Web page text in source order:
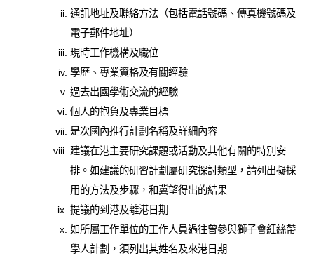
通訊地址及聯絡方法（包括電話號碼、傳真機號碼及
電子郵件地址）
現時工作機構及職位
學歷、專業資格及有關經驗
過去出國學術交流的經驗
個人的抱負及專業目標
是次國內推行計劃名稱及詳細內容
建議在港主要研究課題或活動及其他有關的特別安
排。如建議的研習計劃屬研究探討類型，請列出擬採
用的方法及步驟，和冀望得出的結果
提議的到港及離港日期
如所屬工作單位的工作人員過往曾參與獅子會紅絲帶
學人計劃，須列出其姓名及來港日期